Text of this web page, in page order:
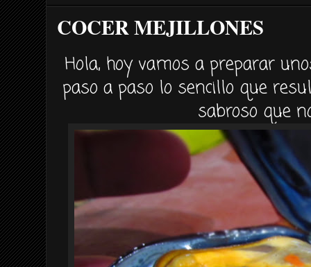
COCER MEJILLONES
Hola, hoy vamos a preparar
paso a paso lo sencillo que
sabroso que